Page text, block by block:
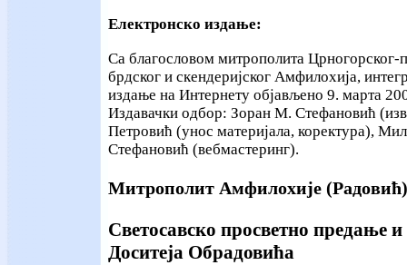
Електронско издање:
Са благословом митрополита Црногорског-
брдског и скендеријског Амфилохија,
издање на Интернету објављено 9. марта
Издавачки одбор: Зоран М. Стефановић
Петровић (унос материјала, коректура),
Стефановић (вебмастеринг).
Митрополит Амфилохије (Радовић)
Светосавско просветно предање и
Доситеја Обрадовића